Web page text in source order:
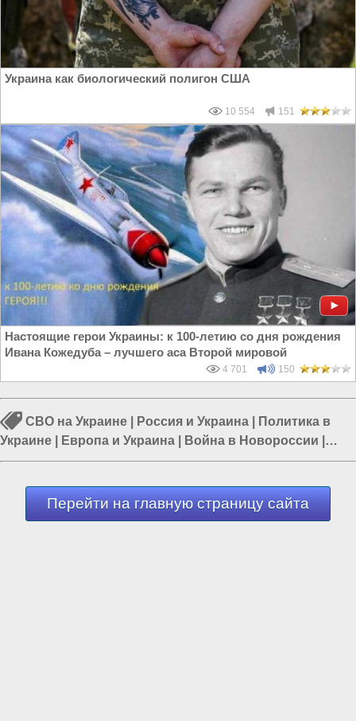
Украина как биологический полигон США
10 554 151
Настоящие герои Украины: к 100-летию со дня рождения
Ивана Кожедуба – лучшего аса Второй мировой
4 701 150
СВО на Украине Россия и Украина
Политика в
Украине
Европа и Украина Война в Новороссии
Гражданская война на Украине|Война Запада против
Перейти на главную страницу сайта